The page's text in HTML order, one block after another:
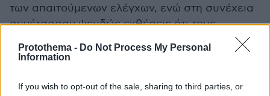
Protothema - Do Not Process My Personal
Information
If you wish to opt-out of the sale, sharing to third parties, or
των απαιτούμενων ελέγχων, ενώ στη συνέχεια
συνέτασσαν ψευδώς εκθέσεις ότι τους
για το λειτούργημα τους, είναι το γεγονός ότι